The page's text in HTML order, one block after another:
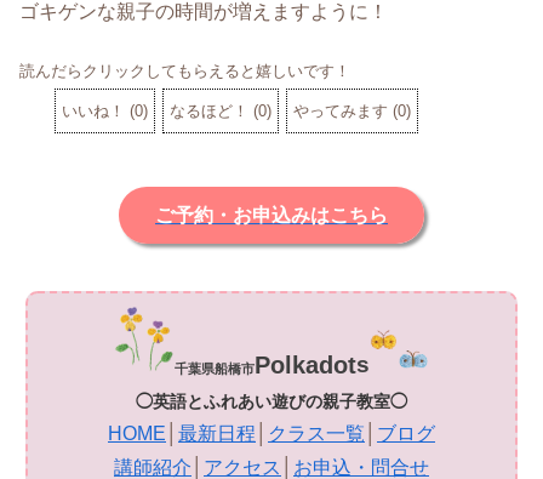
ゴキゲンな親子の時間が増えますように！
読んだらクリックしてもらえると嬉しいです！
いいね！ (0) なるほど！ (0) やってみます (0)
ご予約・お申込みはこちら
千葉県船橋市Polkadots
◯英語とふれあい遊びの親子教室◯
HOME 最新日程 クラス一覧
ブログ
講師紹介
アクセス
お申込・問合せ